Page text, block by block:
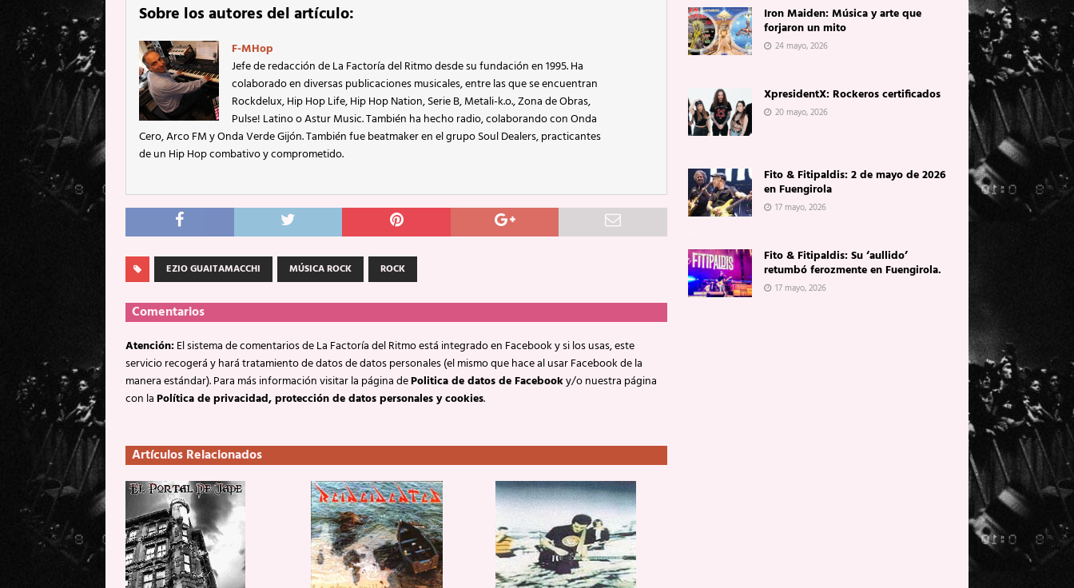
Sobre los autores del artículo:
F-MHop
Jefe de redacción de La Factoría del Ritmo desde su fundación en 1995. Ha
colaborado en diversas publicaciones musicales, entre las que se encuentran
Rockdelux, Hip Hop Life, Hip Hop Nation, Serie B, Metali-k.o., Zona de Obras,
Pulse! Latino o Astur Music. También ha hecho radio, colaborando con Onda
Cero, Arco FM y Onda Verde Gijón. También fue beatmaker en el grupo Soul Dealers, practicantes
de un Hip Hop combativo y comprometido.
EZIO GUAITAMACCHI MÚSICA ROCK ROCK
Comentarios
Atención:El sistema de comentarios de La Factoría del Ritmo está integrado en Facebook y si los usas, este
servicio recogerá y hará tratamiento de datos de datos personales (el mismo que hace al usar Facebook de la
manera estándar). Para más información visitar la página dePolitica de datos de Facebooky/o nuestra página
con laPolítica de privacidad, protección de datos personales y cookies.
Artículos Relacionados
Iron Maiden: Música y arte que
forjaron un mito
24 mayo, 2026
XpresidentX: Rockeros certificados
20 mayo, 2026
Fito & Fitipaldis: 2 de mayo de 2026
en Fuengirola
17 mayo, 2026
Fito & Fitipaldis: Su ‘aullido’
retumbó ferozmente en Fuengirola.
17 mayo, 2026